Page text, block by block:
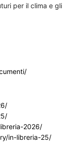
per il clima e gli
2026/
in-libreria-25/